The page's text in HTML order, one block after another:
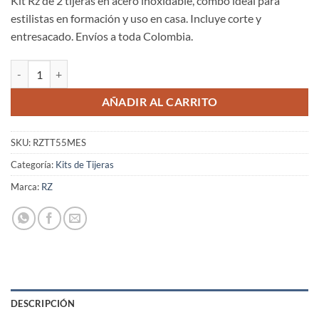
estilistas en formación y uso en casa. Incluye corte y
entresacado. Envíos a toda Colombia.
AÑADIR AL CARRITO
SKU: RZTT55MES
Categoría: Kits de Tijeras
Marca: RZ
DESCRIPCIÓN